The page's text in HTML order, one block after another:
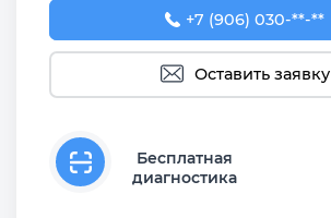
+7 (906) 030-00-44
+7 (906) 030-**-**
Оставить заявку
Бесплатная
диагностика